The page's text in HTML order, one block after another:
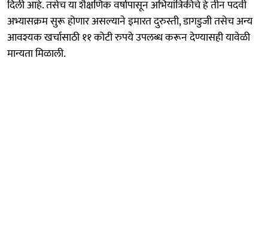
दिली आहे. तसेच या शैक्षणिक वर्षापासून अभियांत्रिकीचे हे तीन पदवी
अभ्यासक्रम सुरू होणार असल्याने इमारत दुरुस्ती, डागडुजी तसेच अन्य
आवश्यक खर्चासाठी ११ कोटी रुपये उपलब्ध करून देण्यासही यावेळी
मान्यता मिळाली.